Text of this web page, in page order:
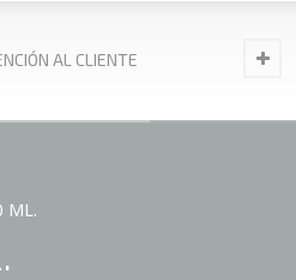
AL CLIENTE
ML.